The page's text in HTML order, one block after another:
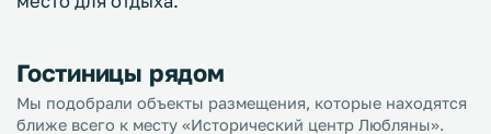
Гостиницы рядом
Мы подобрали объекты размещения, которые находятся
ближе всего к месту «Исторический центр Любляны».